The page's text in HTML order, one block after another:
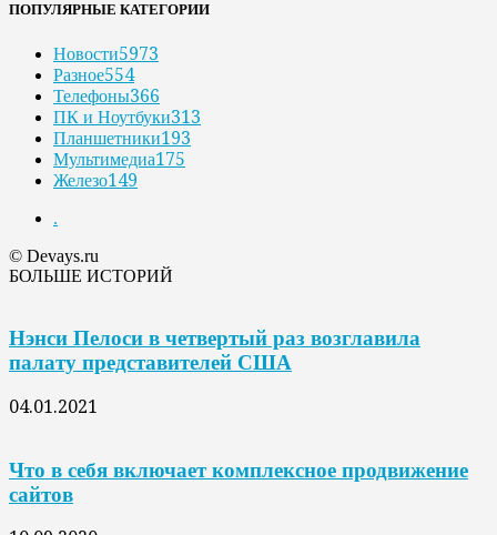
ПОПУЛЯРНЫЕ КАТЕГОРИИ
Новости5973
Разное554
Телефоны366
ПК и Ноутбуки313
Планшетники193
Мультимедиа175
Железо149
.
© Devays.ru
БОЛЬШЕ ИСТОРИЙ
Нэнси Пелоси в четвертый раз возглавила
палату представителей США
04.01.2021
Что в себя включает комплексное продвижение
сайтов